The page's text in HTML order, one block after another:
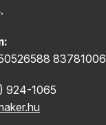
83781006
924-1065